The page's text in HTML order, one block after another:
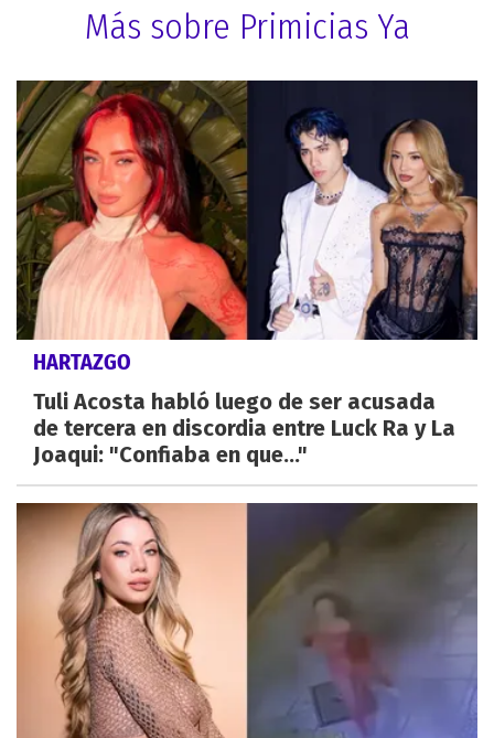
Más sobre Primicias Ya
HARTAZGO
Tuli Acosta habló luego de ser acusada
de tercera en discordia entre Luck Ra y La
Joaqui: "Confiaba en que..."